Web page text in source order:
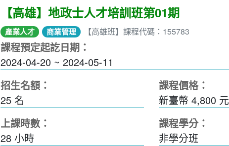
【高雄】地政士人才培訓班第01期
產業人才 商業管理 【高雄班】課程代碼：155783
課程預定起訖日期：
2024-04-20 ~ 2024-05-11
招生名額：
25 名
課程價格：
新臺幣 4,800 元
上課時數：
28小時
課程學分：
非學分班